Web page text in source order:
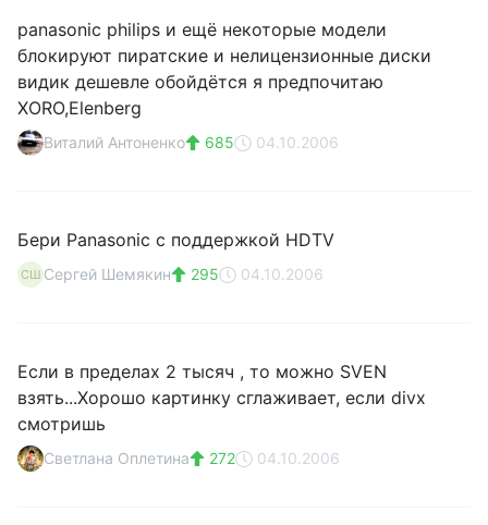
panasonic philips и ещё некоторые модели
блокируют пиратские и нелицензионные диски
видик дешевле обойдётся я предпочитаю
XORO,Elenberg
Виталий Антоненко 685 04.10.2006
Бери Panasonic с поддержкой HDTV
СШ Сергей Шемякин 295 04.10.2006
Если в пределах 2 тысяч , то можно SVEN
взять...Хорошо картинку сглаживает, если divx
смотришь
Светлана Оплетина 272 04.10.2006